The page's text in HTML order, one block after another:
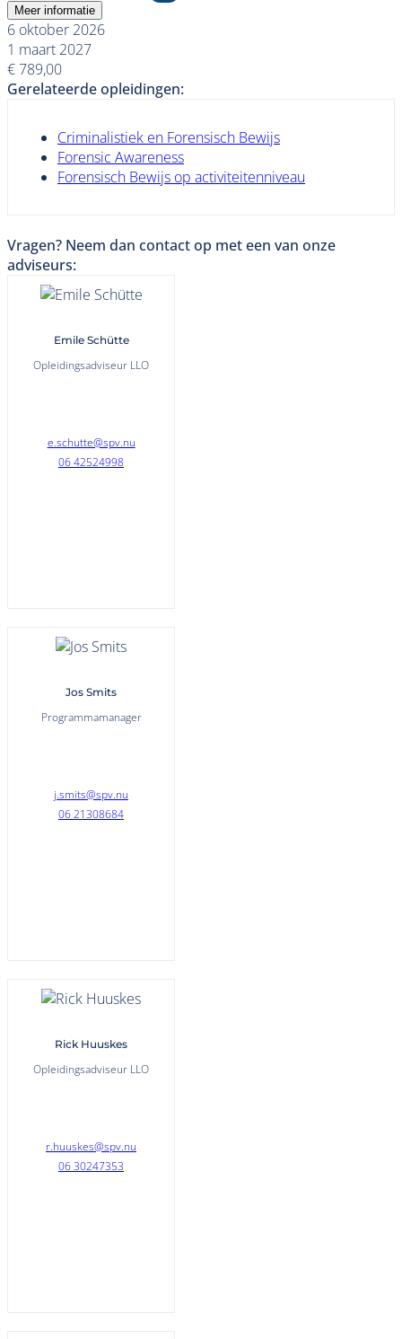
Meer informatie
6 oktober 2026
1 maart 2027
€ 789,00
Gerelateerde opleidingen:
Criminalistiek en Forensisch Bewijs
Forensic Awareness
Forensisch Bewijs op activiteitenniveau
Vragen? Neem dan contact op met een van onze
adviseurs:
Emile Schütte
Opleidingsadviseur LLO
e.schutte@spv.nu
06 42524998
Jos Smits
Programmamanager
j.smits@spv.nu
06 21308684
Rick Huuskes
Opleidingsadviseur LLO
r.huuskes@spv.nu
06 30247353